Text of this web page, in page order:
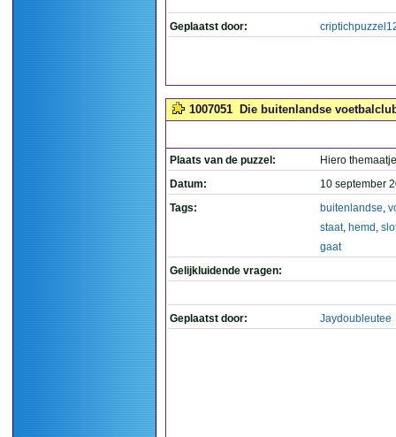
Geplaatst door:
1007051 Die buitenlandse
Plaats van de puzzel:
Hiero themaatje
Datum:
10 september
Tags:
buitenlandse,
staat, hemd ,
gaat
Gelijkluidende vragen:
Geplaatst door: Jaydoubleutee